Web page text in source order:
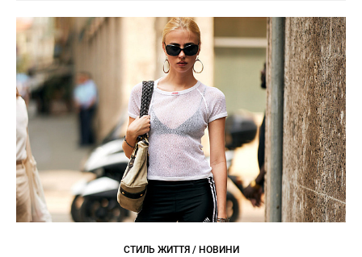
СТИЛЬ ЖИТТЯ / НОВИНИ